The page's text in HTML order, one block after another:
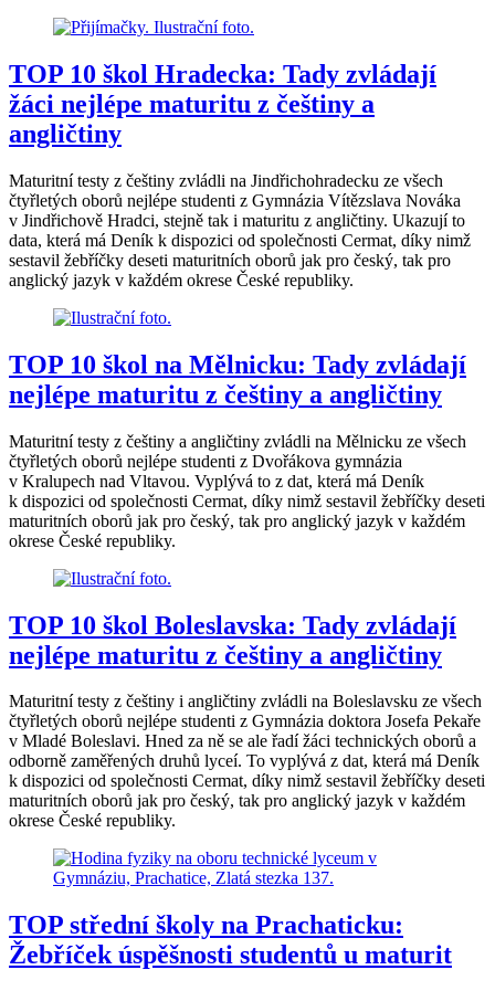
TOP 10 škol Hradecka: Tady zvládají
žáci nejlépe maturitu z češtiny a
angličtiny
Maturitní testy z češtiny zvládli na Jindřichohradecku ze všech
čtyřletých oborů nejlépe studenti z Gymnázia Vítězslava Nováka
v Jindřichově Hradci, stejně tak i maturitu z angličtiny. Ukazují to
data, která má Deník k dispozici od společnosti Cermat, díky nimž
sestavil žebříčky deseti maturitních oborů jak pro český, tak pro
anglický jazyk v každém okrese České republiky.
TOP 10 škol na Mělnicku: Tady zvládají
nejlépe maturitu z češtiny a angličtiny
Maturitní testy z češtiny a angličtiny zvládli na Mělnicku ze všech
čtyřletých oborů nejlépe studenti z Dvořákova gymnázia
v Kralupech nad Vltavou. Vyplývá to z dat, která má Deník
k dispozici od společnosti Cermat, díky nimž sestavil žebříčky deseti
maturitních oborů jak pro český, tak pro anglický jazyk v každém
okrese České republiky.
TOP 10 škol Boleslavska: Tady zvládají
nejlépe maturitu z češtiny a angličtiny
Maturitní testy z češtiny i angličtiny zvládli na Boleslavsku ze všech
čtyřletých oborů nejlépe studenti z Gymnázia doktora Josefa Pekaře
v Mladé Boleslavi. Hned za ně se ale řadí žáci technických oborů a
odborně zaměřených druhů lyceí. To vyplývá z dat, která má Deník
k dispozici od společnosti Cermat, díky nimž sestavil žebříčky deseti
maturitních oborů jak pro český, tak pro anglický jazyk v každém
okrese České republiky.
TOP střední školy na Prachaticku:
Žebříček úspěšnosti studentů u maturit